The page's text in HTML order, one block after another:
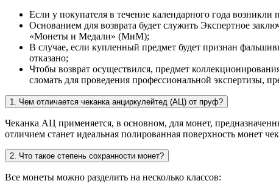
Если у покупателя в течение календарного года
Основанием для возврата будет служить Экспертное
«Монеты и Медали» (МиМ);
В случае, если купленный предмет будет признан
отказано;
Чтобы возврат осуществился, предмет
сломать для проведения профессиональной экспертизы,
1. Чем отличается чеканка анциркулейтед (АЦ) от пруф?
Чеканка АЦ применяется, в основном, для монет,
отличием станет идеальная полированная поверхность монет
2. Что такое степень сохранности монет?
Все монеты можно разделить на несколько классов: